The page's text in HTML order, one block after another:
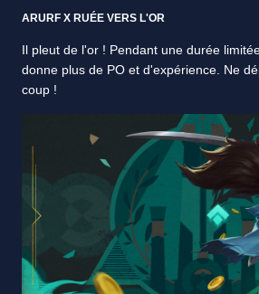
ARURF X RUÉE VERS L'OR
Il pleut de l'or ! Pendant une durée
donne plus de PO et d'expérience. Ne
coup !